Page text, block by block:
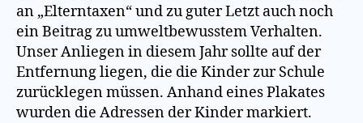
an „Elterntaxen“ und zu guter Letzt auch noch
ein Beitrag zu umweltbewusstem Verhalten.
Unser Anliegen in diesem Jahr sollte auf der
Entfernung liegen, die die Kinder zur Schule
zurücklegen müssen. Anhand eines Plakates
wurden die Adressen der Kinder markiert.